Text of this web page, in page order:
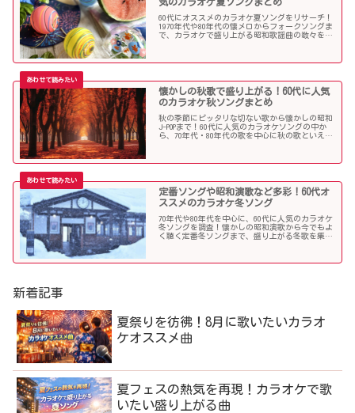
60代にオススメのカラオケ夏ソングをリサーチ！
1970年代や80年代の懐メロからフォークソングま
で、カラオケで盛り上がる昭和歌謡曲の数々を取
懐かしの秋歌で盛り上がる！60代に人気
のカラオケ秋ソングまとめ
秋の季節にピッタリな切ない歌から懐かしの昭和
J-POPまで！60代に人気のカラオケソングの中か
ら、70年代・80年代の歌を中心に秋の歌といえば
定番ソングや昭和演歌など多彩！60代オ
ススメのカラオケ冬ソング
70年代や80年代を中心に、60代に人気のカラオケ
冬ソングを調査！懐かしの昭和演歌から今でもよ
く聴く定番冬ソングまで、盛り上がる冬歌を集め
新着記事
夏祭りを彷彿！8月に歌いたいカラオ
ケオススメ曲
夏フェスの熱気を再現！カラオケで歌
いたい盛り上がる曲